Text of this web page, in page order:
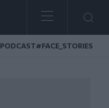
PODCAST#FACE_STORIES